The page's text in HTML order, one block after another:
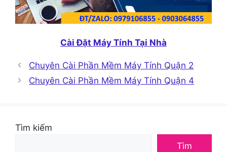
Cài Đặt Máy Tính Tại Nhà
Chuyên Cài Phần Mềm Máy Tính Quận 2
Chuyên Cài Phần Mềm Máy Tính Quận 4
Tìm kiếm
Tìm